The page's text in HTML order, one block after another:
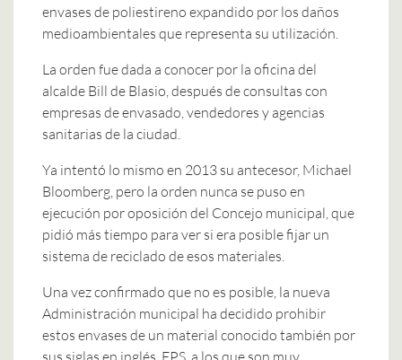
envases de poliestireno expandido por los daños
medioambientales que representa su utilización.
La orden fue dada a conocer por la oficina del
alcalde Bill de Blasio, después de consultas con
empresas de envasado, vendedores y agencias
sanitarias de la ciudad.
Ya intentó lo mismo en 2013 su antecesor, Michael
Bloomberg, pero la orden nunca se puso en
ejecución por oposición del Concejo municipal, que
pidió más tiempo para ver si era posible fijar un
sistema de reciclado de esos materiales.
Una vez confirmado que no es posible, la nueva
Administración municipal ha decidido prohibir
estos envases de un material conocido también por
sus siglas en inglés, EPS, a los que son muy